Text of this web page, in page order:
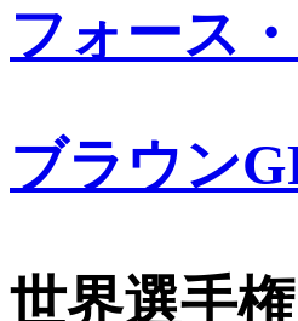
フォース
ブラウン
世界選手権